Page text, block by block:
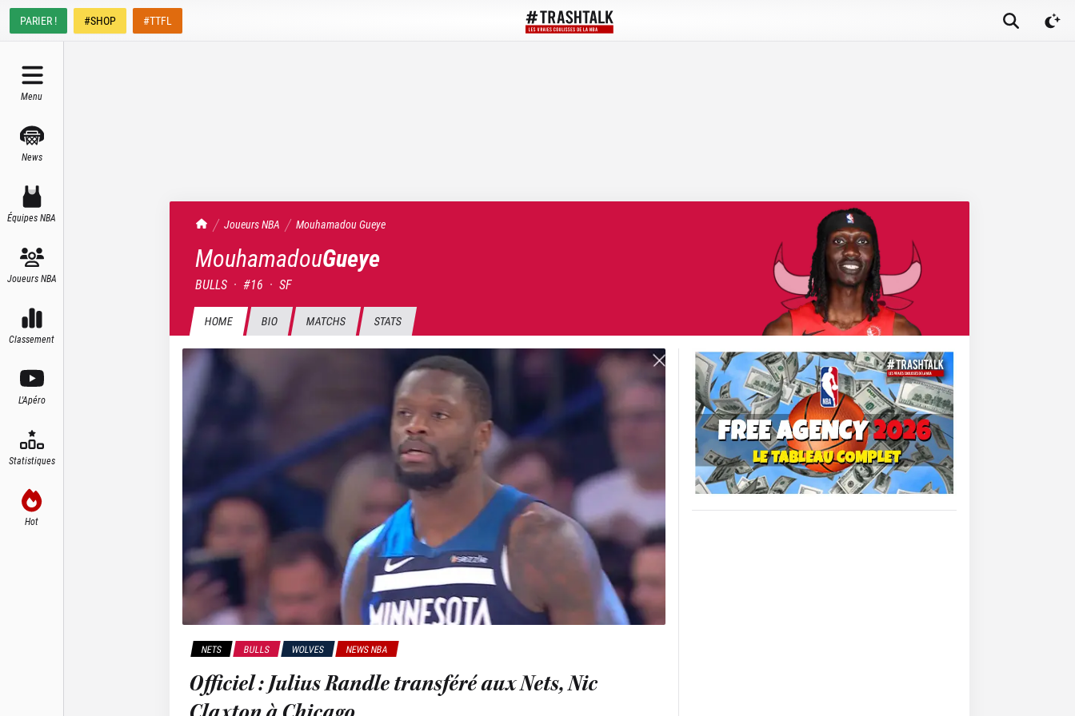
PARIER ! #SHOP #TTFL
Menu
News
Équipes NBA
Joueurs NBA
Classement
L'Apéro
Statistiques
Hot
TrashTalk Actu NBA
Joueurs NBA MouhamadouGueye
MouhamadouGueye
BULLS · #16 · SF
HOME BIO MATCHS STATS
NETS BULLS WOLVES NEWS NBA
Officiel : Julius Randle transféré aux Nets, Nic